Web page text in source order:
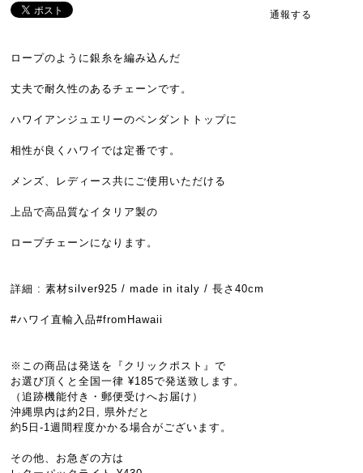
通報する
ロープのように銀糸を編み込んだ
丈夫で耐久性のあるチェーンです。
ハワイアンジュエリーのペンダントトップに
相性が良くハワイでは定番です。
メンズ、レディース共にご使用いただける
上品で高品質なイタリア製の
ロープチェーンになります。
詳細 : 素材silver925 / made in italy / 長さ40cm
#ハワイ直輸入品#fromHawaii
※この商品は発送を『クリックポスト』で
お選び頂くと全国一律 ¥185で発送致します。
（追跡機能付き・郵便受けへお届け）
沖縄県内は約2日, 県外だと
約5日-1週間程度かかる場合がございます。
その他、お急ぎの方は